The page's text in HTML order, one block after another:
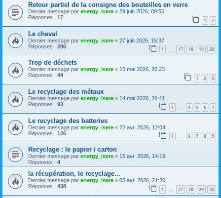
Retour partiel de la consigne des bouteilles en verre
Dernier message par energy_isere « 29 juin 2026, 00:55
Réponses : 17 1 2
Le cheval
Dernier message par energy_isere « 27 juin 2026, 15:37
Réponses : 286 1 17 18 19 20
Trop de déchets
Dernier message par energy_isere « 15 mai 2026, 20:23
Réponses : 44 1 2 3
Le recyclage des métaux
Dernier message par energy_isere « 14 mai 2026, 20:41
Réponses : 93 1 … 4 5 6 7
Le recyclage des batteries
Dernier message par energy_isere « 22 avr. 2026, 12:04
Réponses : 126 1 6 7 8 9
Recyclage : le papier / carton
Dernier message par energy_isere « 15 avr. 2026, 14:19
Réponses : 4
la récupération, le recyclage...
Dernier message par energy_isere « 05 avr. 2026, 21:20
Réponses : 438 1 … 27 28 29 30